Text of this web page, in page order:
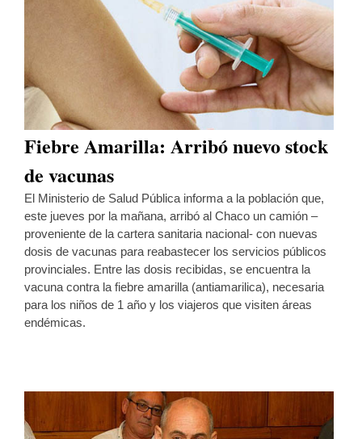
Fiebre Amarilla: Arribó nuevo stock
de vacunas
El Ministerio de Salud Pública informa a la población que,
este jueves por la mañana, arribó al Chaco un camión –
proveniente de la cartera sanitaria nacional- con nuevas
dosis de vacunas para reabastecer los servicios públicos
provinciales. Entre las dosis recibidas, se encuentra la
vacuna contra la fiebre amarilla (antiamarilica), necesaria
para los niños de 1 año y los viajeros que visiten áreas
endémicas.